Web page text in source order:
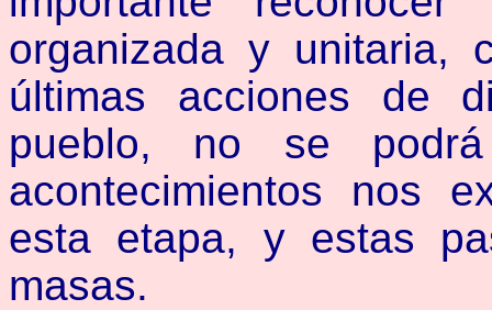
organizada y unitaria,
últimas acciones de
pueblo, no se
acontecimientos nos
esta etapa, y estas
masas.